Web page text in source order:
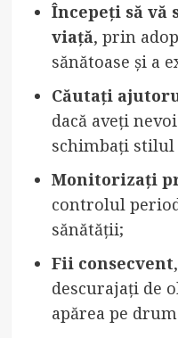
Începeți să vă
viață, prin
sănătoase și a
Căutați
dacă aveți
schimbați stilul
Monitorizați
controlul
sănătății;
Fii consecvent
descurajați de
apărea pe